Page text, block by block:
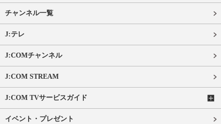
チャンネル一覧
J:テレ
J:COMチャンネル
J:COM STREAM
J:COM TVサービスガイド
イベント・プレゼント